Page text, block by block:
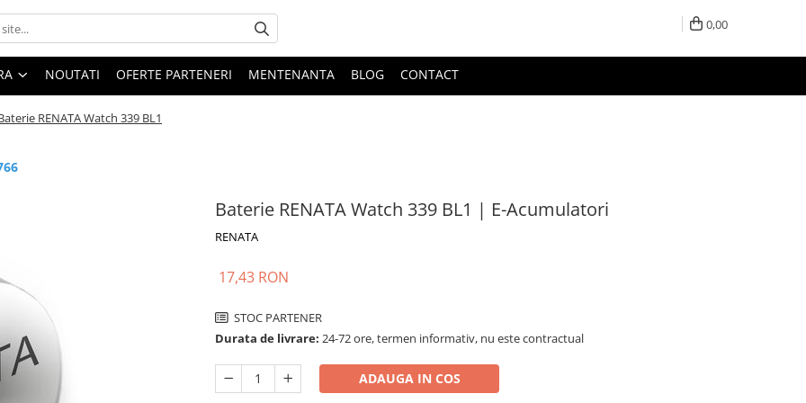
0,00
NOUTATI OFERTE PARTENERI MENTENANTA BLOG CONTACT
RENATA Watch 339 BL1
Baterie RENATA Watch 339 BL1 | E-Acumulatori
RENATA
17,43 RON
STOC PARTENER
Durata de livrare: 24-72 ore, termen informativ, nu este contractual
ADAUGA IN COS